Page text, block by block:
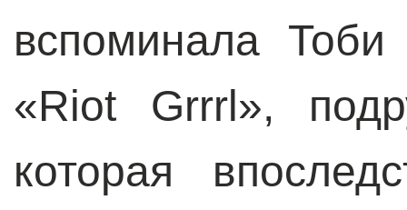
вспоминала
«Riot Grrrl»,
которая